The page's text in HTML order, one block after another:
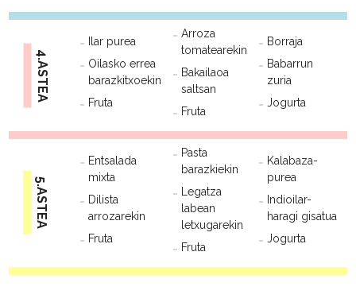
4.ASTEA
Ilar purea
Oilasko errea
barazkitxoekin
Fruta
Arroza
tomatearekin
Bakailaoa
saltsan
Fruta
Borraja
Babarrun
zuria
Jogurta
5.ASTEA
Entsalada
mixta
Dilista
arrozarekin
Fruta
Pasta
barazkiekin
Legatza
labean
letxugarekin
Fruta
Kalabaza-
purea
Indioilar-
haragi gisatua
Jogurta